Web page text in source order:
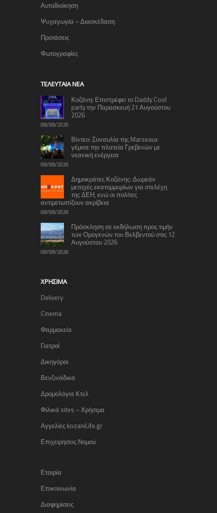
Αυτοδιοίκηση
Ψυχαγωγία – Διασκέδαση
Προτάσεις
Φωτογραφίες
TΕΛΕΥΤΑΊΑ ΝΈΑ
Κοζάνη: Επιστρέφει το Daddy Cool
party την Παρασκευή 21 Αυγούστου
2026
08/08/2026
Βίντεο: Συναυλία της Marseaux
γέμισε την πλατεία Γρεβενών με
νεανική ενέργεια
08/08/2026
Δημοκράτες Κοζάνης: Δωρεάν
μετοχές εκατομμυρίων για στελέχη
της ΔΕΗ, ενώ οι πολίτες
αντιμετωπίζουν ακρίβεια
08/08/2026
Πρόσκληση σε εκδήλωση προς τιμήν
των Ομογενών του Βελβεντού στις 12
Αυγούστου 2026
08/08/2026
ΧΡΉΣΙΜΑ
Delivery
Cinema
Φαρμακεία
Γιατροί
Δικηγόροι
Βενζινάδικα
Δρομολόγια Κτελ
Φιλικά sites – Χρήσιμα
Αγγελίες kozaniLife.gr
Επιχειρήσεις Νομού
Εταιρία
Επικοινωνία
Διαφημίσεις